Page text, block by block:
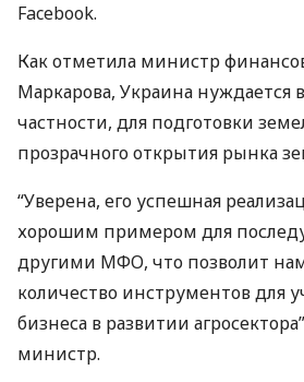
Facebook.
Как отметила министр
Маркарова, Украина нуждается
частности, для подготовки
прозрачного открытия рынка
“Уверена, его успешная
хорошим примером для
другими МФО, что позволит
количество инструментов для
бизнеса в развитии
министр.